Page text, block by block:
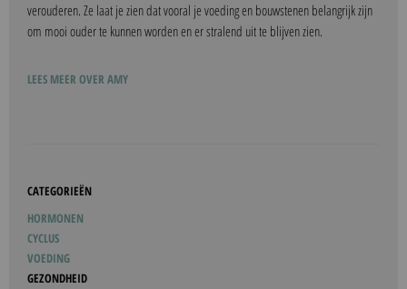
verouderen. Ze laat je zien dat vooral je voeding en bouwstenen belangrijk zijn
om mooi ouder te kunnen worden en er stralend uit te blijven zien.
LEES MEER OVER AMY
CATEGORIEËN
HORMONEN
CYCLUS
VOEDING
GEZONDHEID